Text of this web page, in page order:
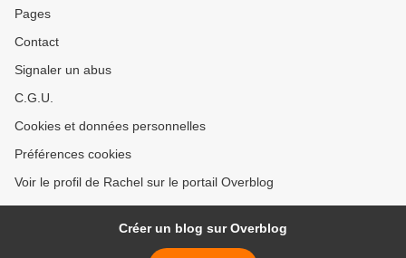
Pages
Contact
Signaler un abus
C.G.U.
Cookies et données personnelles
Préférences cookies
Voir le profil de Rachel sur le portail Overblog
Créer un blog sur Overblog